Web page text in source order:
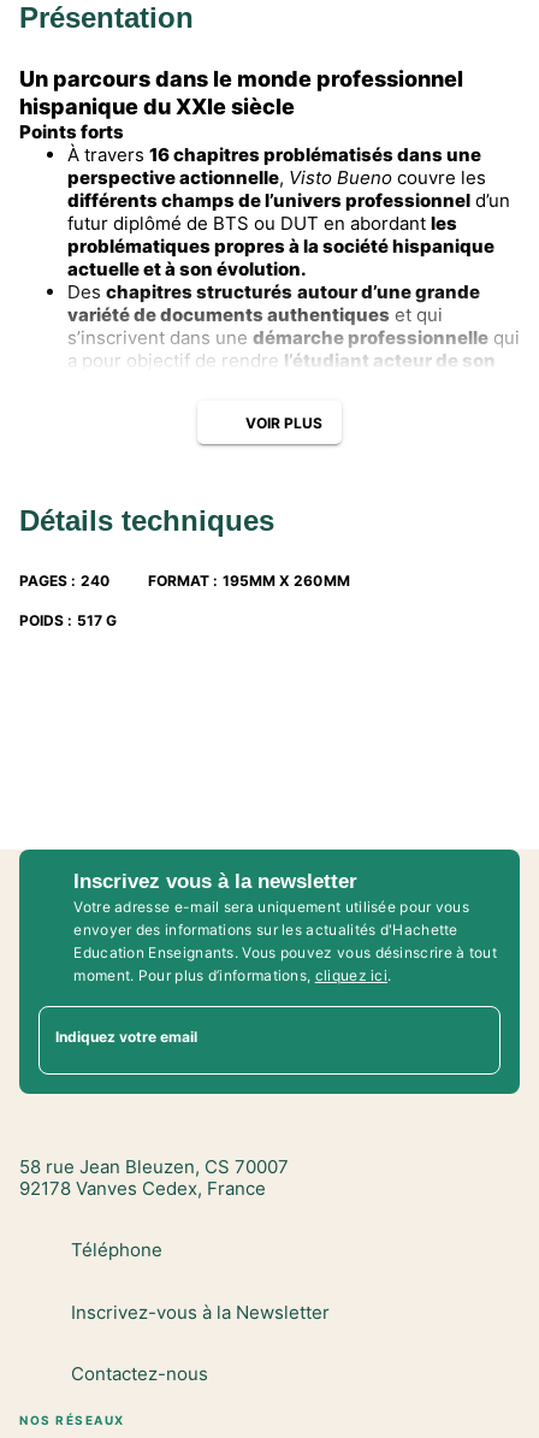
Présentation
Un parcours dans le monde professionnel
hispanique du XXIe siècle
Points forts
À travers 16 chapitres problématisés dans une
perspective actionnelle, Visto Bueno couvre les
différents champs de l’univers professionnel d’un
futur diplômé de BTS ou DUT en abordant les
problématiques propres à la société hispanique
actuelle et à son évolution.
Des chapitres structurés autour d’une grande
variété de documents authentiques et qui
s’inscrivent dans une démarche professionnelle qui
a pour objectif de rendre l’étudiant acteur de son
travail spécifique à chaque activité langagière
préparation aux examens
VOIR PLUS
Détails techniques
PAGES : 240 FORMAT : 195MM X 260MM
POIDS : 517 G
Inscrivez vous à la newsletter
Votre adresse e-mail sera uniquement utilisée pour vous
envoyer des informations sur les actualités d'Hachette
Education Enseignants. Vous pouvez vous désinscrire à tout
moment. Pour plus d’informations, cliquez ici.
Indiquez votre email
58 rue Jean Bleuzen, CS 70007
92178 Vanves Cedex, France
Téléphone
Inscrivez-vous à la Newsletter
Contactez-nous
NOS RÉSEAUX